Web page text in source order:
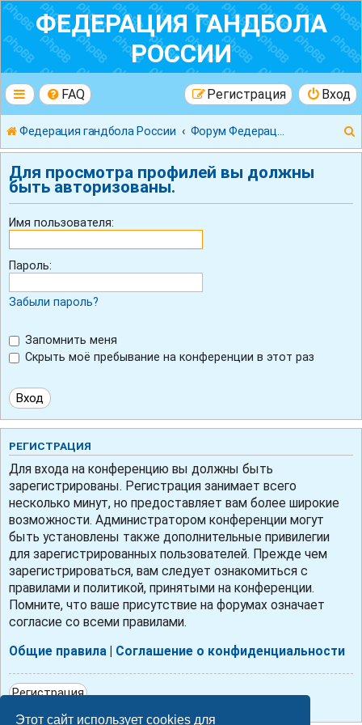
Этот сайт использует cookies для
ФЕДЕРАЦИЯ ГАНДБОЛА
РОССИИ
FAQ Вход
Регистрация
Федерация гандбола России
Для просмотра профилей вы должны
быть авторизованы.
Имя пользователя:
Пароль:
Забыли пароль?
Запомнить меня
Скрыть моё пребывание на конференции в этот раз
РЕГИСТРАЦИЯ
Для входа на конференцию вы должны быть
зарегистрированы. Регистрация занимает всего
несколько минут, но предоставляет вам более широкие
возможности. Администратором конференции могут
быть установлены также дополнительные привилегии
для зарегистрированных пользователей. Прежде чем
зарегистрироваться, вам следует ознакомиться с
правилами и политикой, принятыми на конференции.
Помните, что ваше присутствие на форумах означает
согласие со всеми правилами.
Общие правила Соглашение о конфиденциальности
Регистрация